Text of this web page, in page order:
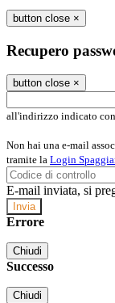
button close ×
Recupero
button close ×
all'indirizzo indicato
Non hai una e-mail
tramite la Login
E-mail inviata, si
Errore
Chiudi
Successo
Chiudi